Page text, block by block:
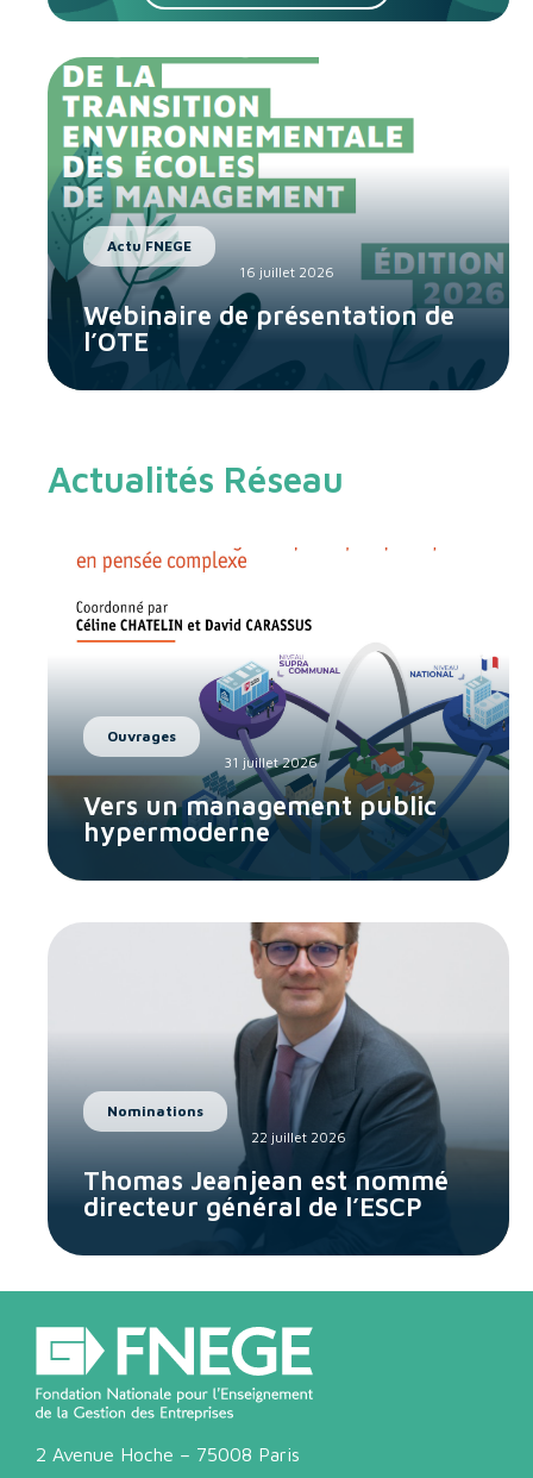
Actu FNEGE
16 juillet 2026
Webinaire de présentation de
l’OTE
Actualités Réseau
Ouvrages
31 juillet 2026
Vers un management public
hypermoderne
Nominations
22 juillet 2026
Thomas Jeanjean est nommé
directeur général de l’ESCP
2 Avenue Hoche – 75008 Paris